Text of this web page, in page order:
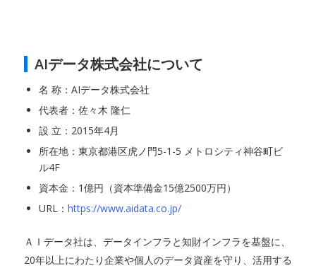
AIデータ株式会社について
名 称：AIデータ株式会社
代表者：佐々木 隆仁
設 立：2015年4月
所在地：東京都港区虎ノ門5-1-5 メトロシティ神谷町ビ
ル4F
資本金：1億円（資本準備金15億2500万円）
URL： https://www.aidata.co.jp/
ＡＩデータ社は、データインフラと知財インフラを基盤に、
20年以上にわたり企業や個人のデータ資産を守り、活用する